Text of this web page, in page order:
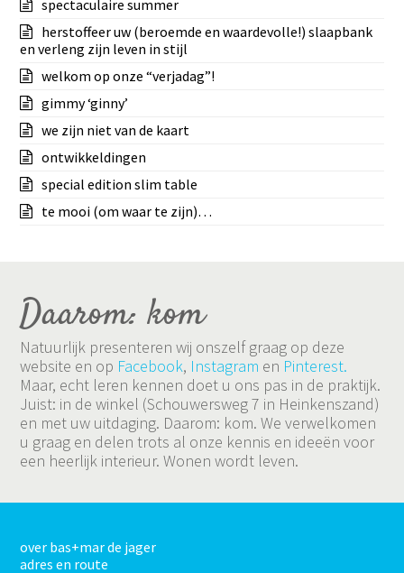
spectaculaire summer
herstoffeer uw (beroemde en waardevolle!) slaapbank
en verleng zijn leven in stijl
welkom op onze “verjadag”!
gimmy ‘ginny’
we zijn niet van de kaart
ontwikkeldingen
special edition slim table
te mooi (om waar te zijn)…
Daarom: kom
Natuurlijk presenteren wij onszelf graag op deze
website en op Facebook, Instagram en Pinterest.
Maar, echt leren kennen doet u ons pas in de praktijk.
Juist: in de winkel (Schouwersweg 7 in Heinkenszand)
en met uw uitdaging. Daarom: kom. We verwelkomen
u graag en delen trots al onze kennis en ideeën voor
een heerlijk interieur. Wonen wordt leven.
over bas+mar de jager
adres en route